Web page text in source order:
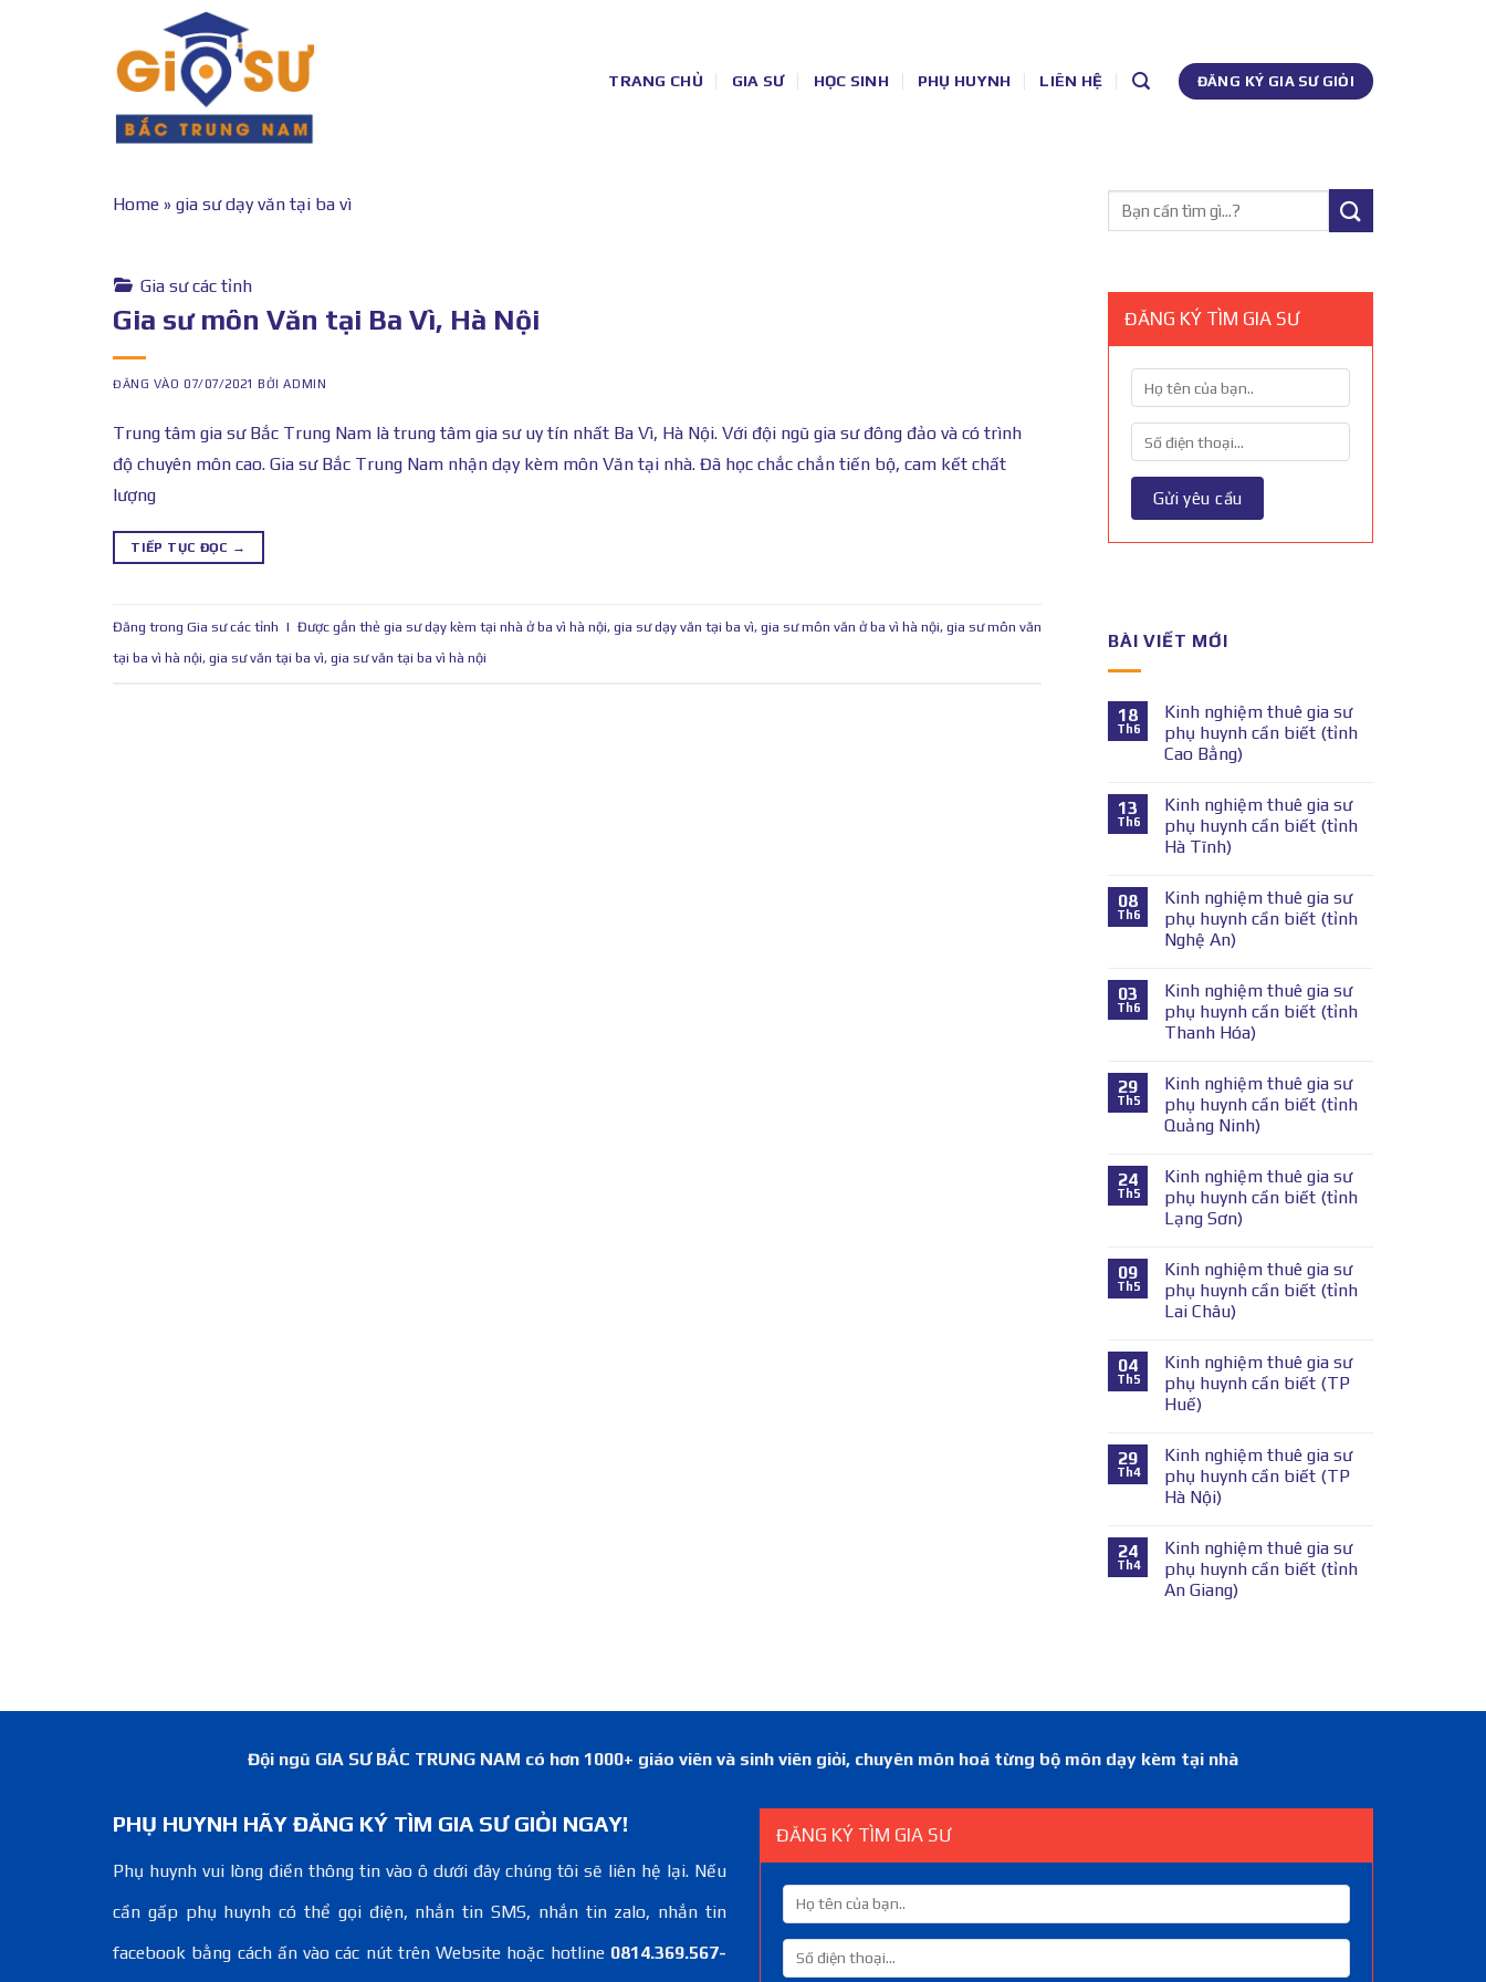
TRANG CHỦ GIA SƯ HỌC SINH PHỤ HUYNH LIÊN HỆ ĐĂNG KÝ GIA SƯ GIỎI
Home » gia sư dạy văn tại ba vì
Gia sư các tỉnh
Gia sư môn Văn tại Ba Vì, Hà Nội
ĐĂNG VÀO07/07/2021 BỞIADMIN
Trung tâm gia sư Bắc Trung Nam là trung tâm gia sư uy tín nhất Ba Vì, Hà Nội. Với đội ngũ gia sư đông đảo và có trình
độ chuyên môn cao. Gia sư Bắc Trung Nam nhận dạy kèm môn Văn tại nhà. Đã học chắc chắn tiến bộ, cam kết chất
lượng
TIẾP TỤC ĐỌC →
Đăng trong Gia sư các tỉnh | Được gắn thẻ gia sư dạy kèm tại nhà ở ba vì hà nội, gia sư dạy văn tại ba vì, gia sư môn văn ở ba vì hà nội, gia sư môn văn
tại ba vì hà nội, gia sư văn tại ba vì, gia sư văn tại ba vì hà nội
ĐĂNG KÝ TÌM GIA SƯ
BÀI VIẾT MỚI
18
Th6
Kinh nghiệm thuê gia sư
phụ huynh cần biết (tỉnh
Cao Bằng)
13
Th6
Kinh nghiệm thuê gia sư
phụ huynh cần biết (tỉnh
Hà Tĩnh)
08
Th6
Kinh nghiệm thuê gia sư
phụ huynh cần biết (tỉnh
Nghệ An)
03
Th6
Kinh nghiệm thuê gia sư
phụ huynh cần biết (tỉnh
Thanh Hóa)
29
Th5
Kinh nghiệm thuê gia sư
phụ huynh cần biết (tỉnh
Quảng Ninh)
24
Th5
Kinh nghiệm thuê gia sư
phụ huynh cần biết (tỉnh
Lạng Sơn)
09
Th5
Kinh nghiệm thuê gia sư
phụ huynh cần biết (tỉnh
Lai Châu)
04
Th5
Kinh nghiệm thuê gia sư
phụ huynh cần biết (TP
Huế)
29
Th4
Kinh nghiệm thuê gia sư
phụ huynh cần biết (TP
Hà Nội)
24
Th4
Kinh nghiệm thuê gia sư
phụ huynh cần biết (tỉnh
An Giang)
Đội ngũ GIA SƯ BẮC TRUNG NAM có hơn 1000+ giáo viên và sinh viên giỏi, chuyên môn hoá từng bộ môn dạy kèm tại nhà
PHỤ HUYNH HÃY ĐĂNG KÝ TÌM GIA SƯ GIỎI NGAY!
Phụ huynh vui lòng điền thông tin vào ô dưới đây chúng tôi sẽ liên hệ lại. Nếu
cần gấp phụ huynh có thể gọi điện, nhắn tin SMS, nhắn tin zalo, nhắn tin
facebook bằng cách ấn vào các nút trên Website hoặc hotline 0814.369.567-
ĐĂNG KÝ TÌM GIA SƯ